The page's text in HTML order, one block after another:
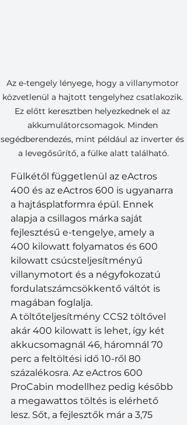
Az e-tengely lényege, hogy a villanymotor
közvetlenül a hajtott tengelyhez csatlakozik.
Ez előtt keresztben helyezkednek el az
akkumulátorcsomagok. Minden
segédberendezés, mint például az inverter és
a levegősűrítő, a fülke alatt található.
Fülkétől függetlenül az eActros
400 és az eActros 600 is ugyanarra
a hajtásplatformra épül. Ennek
alapja a csillagos márka saját
fejlesztésű e-tengelye, amely a
400 kilowatt folyamatos és 600
kilowatt csúcsteljesítményű
villanymotort és a négyfokozatú
fordulatszámcsökkentő váltót is
magában foglalja.
A töltőteljesítmény CCS2 töltővel
akár 400 kilowatt is lehet, így két
akkucsomagnál 46, háromnál 70
perc a feltöltési idő 10-ről 80
százalékosra. Az eActros 600
ProCabin modellhez pedig később
a megawattos töltés is elérhető
lesz. Sőt, a fejlesztők már a 3,75